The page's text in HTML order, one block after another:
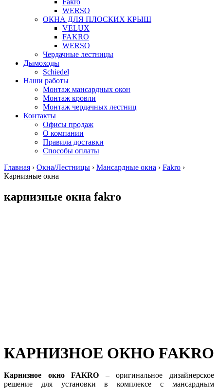
Fakro
WERSO
ОКНА ДЛЯ ПЛОСКИХ КРЫШ
VELUX
FAKRO
WERSO
Чердачные лестницы
Дымоходы
Schiedel
Наши работы
Монтаж мансардных окон
Монтаж кровли
Монтаж чердачных лестниц
Контакты
Офисы продаж
О компании
Правила доставки
Способы оплаты
Главная › Окна/Лестницы › Мансардные окна › Fakro ›
Карнизные окна
карнизные окна fakro
КАРНИЗНОЕ ОКНО FAKRO
Карнизное окно FAKRO – оригинальное дизайнерское
решение для установки в комплексе с мансардным